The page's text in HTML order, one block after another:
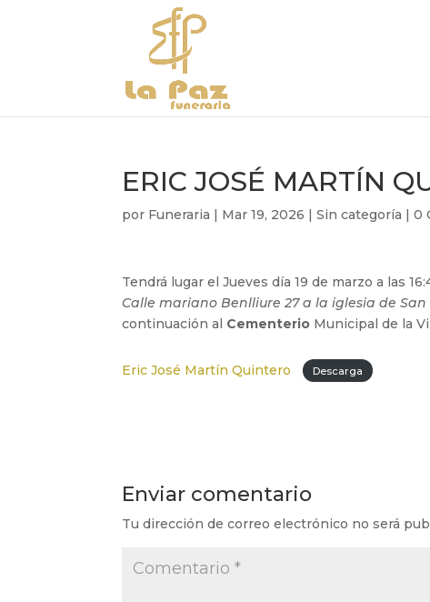
ERIC JOSÉ MARTÍN
por Funeraria | Mar 19, 2026 |Sin categoría |0
Tendrá lugar el Jueves día 19 de marzo a las
Calle mariano Benlliure 27 a la iglesia de
continuación al Cementerio Municipal de la
Eric José Martín Quintero Descarga
Enviar comentario
Tu dirección de correo electrónico no será